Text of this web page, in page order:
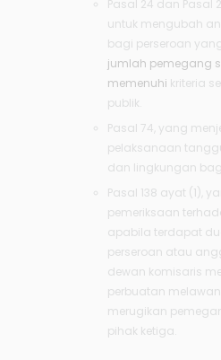
Pasal 24 dan Pasal
untuk mengubah
bagi perseroan
jumlah pemegang
memenuhi kriteria
publik.
Pasal 74, yang
pelaksanaan
dan lingkungan
Pasal 138 ayat (1),
pemeriksaan
apabila terdapat
perseroan atau
dewan komisaris
perbuatan
merugikan
pihak ketiga.